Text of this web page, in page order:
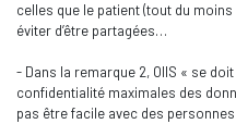
celles que le patient (tout du
éviter d’être partagées…
- Dans la remarque 2, OIIS « se
confidentialité maximales des
pas être facile avec des